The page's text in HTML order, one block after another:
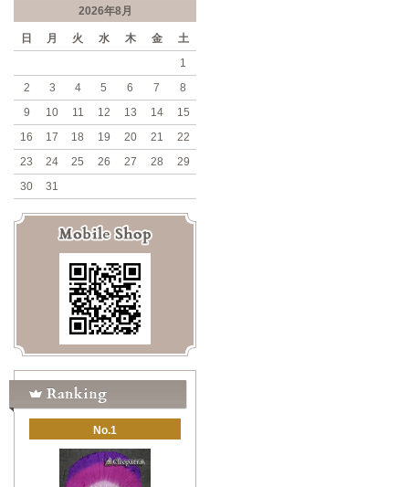
2026年8月
日 月 火 水 木 金
土
1
2
3 4 5 6 7
8
9
10 11 12 13 14
15
16
17 18 19 20 21
22
23
24 25 26 27 28
29
30
31
No.1